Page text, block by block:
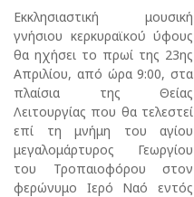
Εκκλησιαστική μουσική
γνήσιου κερκυραϊκού ύφους
θα ηχήσει το πρωί της 23ης
Απριλίου, από ώρα 9:00, στα
πλαίσια της Θείας
Λειτουργίας που θα τελεστεί
επί τη μνήμη του αγίου
μεγαλομάρτυρος Γεωργίου
του Τροπαιοφόρου στον
φερώνυμο Ιερό Ναό εντός